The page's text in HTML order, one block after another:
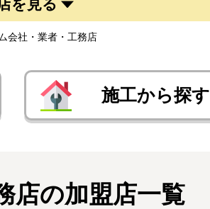
を見る
会社・業者・工務店
施工から探す
店の加盟店一覧